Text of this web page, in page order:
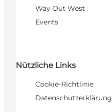
Way Out West
Events
Nützliche Links
Cookie-Richtlinie
Datenschutzerklärung